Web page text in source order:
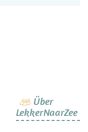
Über
LekkerNaarZee